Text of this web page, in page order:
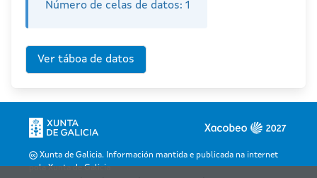
Número de celas de datos: 1
Xunta de Galicia. Información mantida e publicada na internet
pola Xunta de Galicia